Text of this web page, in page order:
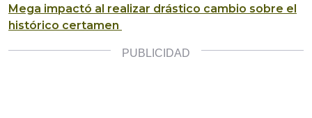
Mega impactó al realizar drástico cambio sobre el
histórico certamen